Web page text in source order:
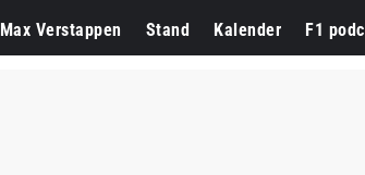
Max Verstappen Stand Kalender F1